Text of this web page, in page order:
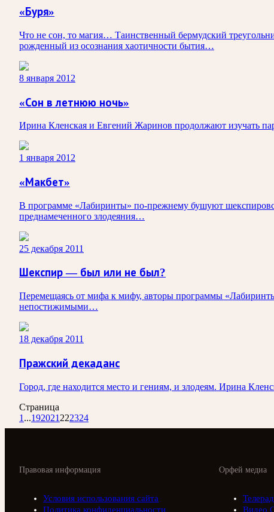
«Буря»
Что не сон, то магия… Таинственный бермудский
рожденный из осознания хаотичности бытия…
8 января 2012
«Сон в летнюю ночь»
Ирина Кленская и Евгений Жаринов продолжают изучать
1 января 2012
«Макбет»
В программе «Лабиринты» по-прежнему бушуют
преднамеченного злодеяния…
25 декабря 2011
Шекспир — был или не был?
Перемещаясь от мифа к мифу, авторы программы
непостижимыми…
18 декабря 2011
Пражский декаданс
Город, где находится место и гениям, и злодеям. Ирина
Страница
1 ...192021 222324
Орфей медиа
Видео
Правовая информация
Условия использования сайта
Политика конфиденциальности